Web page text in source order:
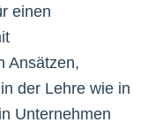
einen
Ansätzen,
der Lehre wie in
Unternehmen